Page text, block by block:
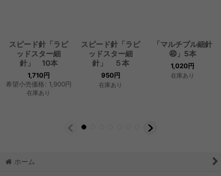
スピード針「ラピ
ッドスター細
針」 10本
1,710円
希望小売価格: 1,900円
在庫あり
スピード針「ラピ
ッドスター細
針」 ５本
950円
在庫あり
「マルチプル細針
㊵」5本
1,020円
在庫あり
ホーム